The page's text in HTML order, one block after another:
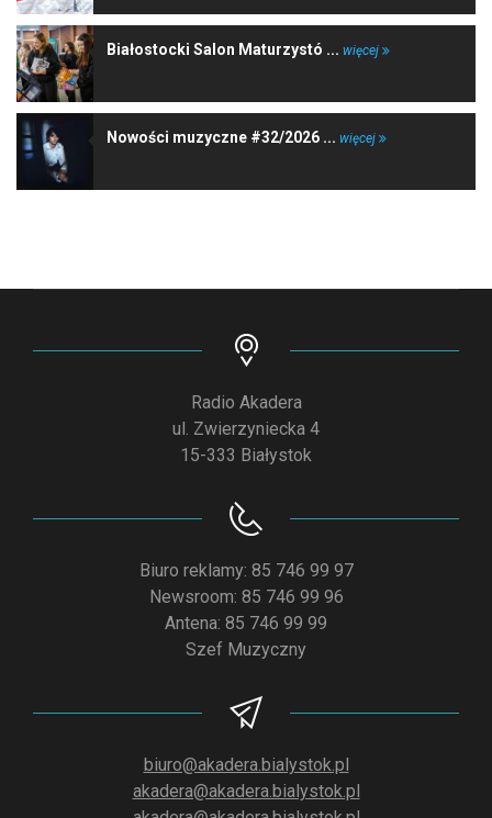
Białostocki Salon Maturzystó ... więcej
Nowości muzyczne #32/2026 ... więcej
Radio Akadera
ul. Zwierzyniecka 4
15-333 Białystok
Biuro reklamy: 85 746 99 97
Newsroom: 85 746 99 96
Antena: 85 746 99 99
Szef Muzyczny
biuro@akadera.bialystok.pl
akadera@akadera.bialystok.pl